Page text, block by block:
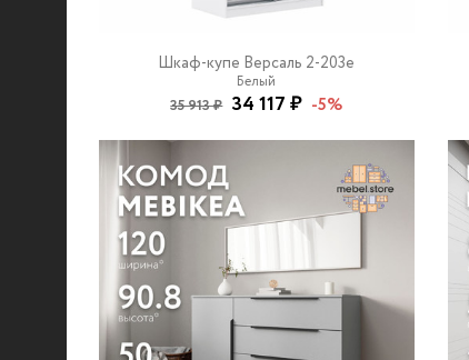
Шкаф-купе Версаль 2-203e
Белый
35 913 ₽ 34 117 ₽ -5%